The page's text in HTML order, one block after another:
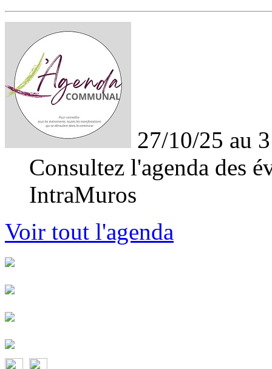
27/10/25 au
Consultez l'agenda des
IntraMuros
Voir tout l'agenda